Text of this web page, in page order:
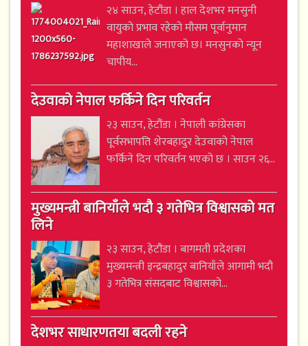
२४ साउन, हेटौंडा । हाल देशभर मनसुनी
वायुको प्रभाव रहेको मौसम पूर्वानुमान
महाशाखाले जनाएको छ। मनसुनको न्यून
चापीय...
देउवाको नेपाल फर्किने दिन परिवर्तन
२३ साउन, हेटौंडा । नेपाली कांग्रेसका
पूर्वसभापति शेरबहादुर देउवाको नेपाल
फर्किने दिन परिवर्तन भएको छ । साउन २६...
मुख्यमन्त्री बानियाँले भदौ ३ गतेभित्र विश्वासको मत
लिने
२३ साउन, हेटौंडा । बागमती प्रदेशका
मुख्यमन्त्री इन्द्रबहादुर बानियाँले आगामी भदौ
३ गतेभित्र संसदबाट विश्वासको...
देशभर साधारणतया बदली रहने